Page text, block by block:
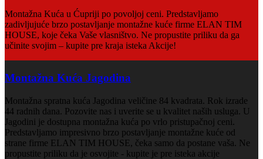
Montažna Kuća u Ćupriji po povoljoj ceni. Predstavljamo
zadivljujuće brzo postavljanje montažne kuće firme ELAN TIM
HOUSE, koje čeka Vaše vlasništvo. Ne propustite priliku da ga
učinite svojim – kupite pre kraja isteka Akcije!
Montažna Kuća Jagodina
Montažna spratna kuća Jagodina veličine 84 kvadrata. Rok izrade
44 radnih dana. Pozovite nas i uverite se u kvalitet naših usluga. U
Jagodini je dostupna montažna kuća po vrlo pristupačnoj ceni.
Predstavljamo impresivno brzo postavljanje montažne kuće od
strane firme ELAN TIM HOUSE, čeka samo da postane vaša. Ne
propustite priliku da je osvojite - kupite je pre isteka akcije